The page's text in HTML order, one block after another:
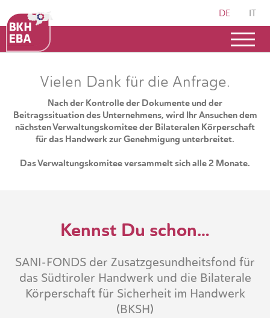
DE IT
Vielen Dank für die Anfrage.
Nach der Kontrolle der Dokumente und der
Beitragssituation des Unternehmens, wird Ihr Ansuchen dem
nächsten Verwaltungskomitee der Bilateralen Körperschaft
für das Handwerk zur Genehmigung unterbreitet.
Das Verwaltungskomitee versammelt sich alle 2 Monate.
Kennst Du schon…
SANI-FONDS der Zusatzgesundheitsfond für
das Südtiroler Handwerk und die Bilaterale
Körperschaft für Sicherheit im Handwerk
(BKSH)